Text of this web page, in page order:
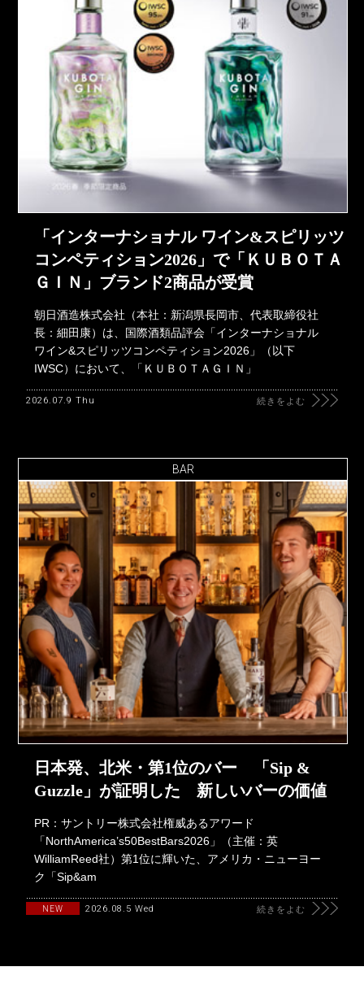
「インターナショナル ワイン&スピリッツ
コンペティション2026」で「ＫＵＢＯＴＡ
ＧＩＮ」ブランド2商品が受賞
朝日酒造株式会社（本社：新潟県長岡市、代表取締役社
長：細田康）は、国際酒類品評会「インターナショナル
ワイン&スピリッツコンペティション2026」（以下
IWSC）において、「ＫＵＢＯＴＡＧＩＮ」
2026.07.9 Thu 続きをよむ
BAR
日本発、北米・第1位のバー 「Sip &
Guzzle」が証明した 新しいバーの価値
PR：サントリー株式会社権威あるアワード
「NorthAmerica’s50BestBars2026」（主催：英
WilliamReed社）第1位に輝いた、アメリカ・ニューヨー
ク「Sip&am
NEW 2026.08.5 Wed 続きをよむ